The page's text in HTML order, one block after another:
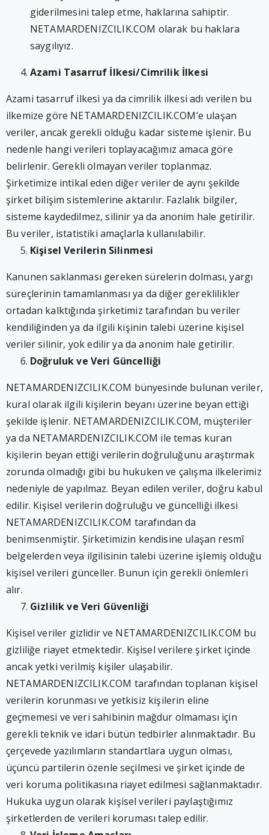
giderilmesini talep etme, haklarına sahiptir.
NETAMARDENIZCILIK.COM olarak bu haklara
saygılıyız.
Azami Tasarruf İlkesi/Cimrilik İlkesi
Azami tasarruf ilkesi ya da cimrilik ilkesi adı verilen bu
ilkemize göre NETAMARDENIZCILIK.COM’e ulaşan
veriler, ancak gerekli olduğu kadar sisteme işlenir. Bu
nedenle hangi verileri toplayacağımız amaca göre
belirlenir. Gerekli olmayan veriler toplanmaz.
Şirketimize intikal eden diğer veriler de aynı şekilde
şirket bilişim sistemlerine aktarılır. Fazlalık bilgiler,
sisteme kaydedilmez, silinir ya da anonim hale getirilir.
Bu veriler, istatistiki amaçlarla kullanılabilir.
Kişisel Verilerin Silinmesi
Kanunen saklanması gereken sürelerin dolması, yargı
süreçlerinin tamamlanması ya da diğer gereklilikler
ortadan kalktığında şirketimiz tarafından bu veriler
kendiliğinden ya da ilgili kişinin talebi üzerine kişisel
veriler silinir, yok edilir ya da anonim hale getirilir.
Doğruluk ve Veri Güncelliği
NETAMARDENIZCILIK.COM bünyesinde bulunan veriler,
kural olarak ilgili kişilerin beyanı üzerine beyan ettiği
şekilde işlenir. NETAMARDENIZCILIK.COM, müşteriler
ya da NETAMARDENIZCILIK.COM ile temas kuran
kişilerin beyan ettiği verilerin doğruluğunu araştırmak
zorunda olmadığı gibi bu hukuken ve çalışma ilkelerimiz
nedeniyle de yapılmaz. Beyan edilen veriler, doğru kabul
edilir. Kişisel verilerin doğruluğu ve güncelliği ilkesi
NETAMARDENIZCILIK.COM tarafından da
benimsenmiştir. Şirketimizin kendisine ulaşan resmî
belgelerden veya ilgilisinin talebi üzerine işlemiş olduğu
kişisel verileri günceller. Bunun için gerekli önlemleri
alır.
Gizlilik ve Veri Güvenliği
Kişisel veriler gizlidir ve NETAMARDENIZCILIK.COM bu
gizliliğe riayet etmektedir. Kişisel verilere şirket içinde
ancak yetki verilmiş kişiler ulaşabilir.
NETAMARDENIZCILIK.COM tarafından toplanan kişisel
verilerin korunması ve yetkisiz kişilerin eline
geçmemesi ve veri sahibinin mağdur olmaması için
gerekli teknik ve idari bütün tedbirler alınmaktadır. Bu
çerçevede yazılımların standartlara uygun olması,
üçüncü partilerin özenle seçilmesi ve şirket içinde de
veri koruma politikasına riayet edilmesi sağlanmaktadır.
Hukuka uygun olarak kişisel verileri paylaştığımız
şirketlerden de verileri koruması talep edilir.